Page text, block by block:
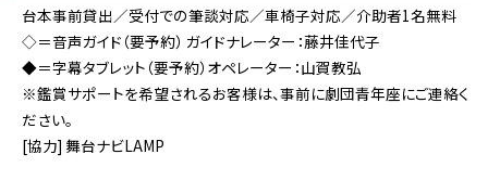
台本事前貸出／受付での筆談対応／車椅子対応／介助者1名無料
◇＝音声ガイド（要予約） ガイドナレーター：藤井佳代子
◆＝字幕タブレット（要予約）オペレーター：山賀教弘
※鑑賞サポートを希望されるお客様は、事前に劇団青年座にご連絡く
ださい。
[協力] 舞台ナビLAMP